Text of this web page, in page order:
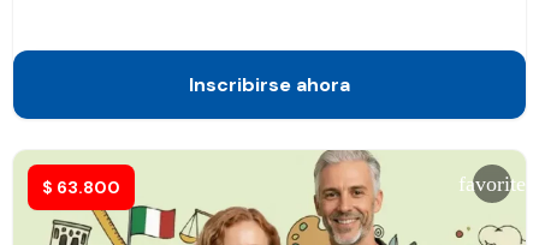
Inscribirse ahora
$ 63.800 favorite